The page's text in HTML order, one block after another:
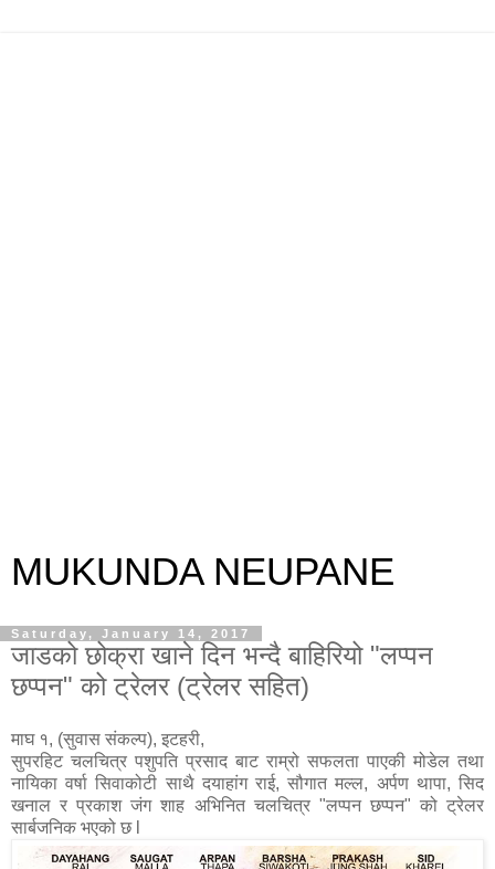
MUKUNDA NEUPANE
Saturday, January 14, 2017
जाडको छोक्रा खाने दिन भन्दै बाहिरियो "लप्पन
छप्पन" को ट्रेलर (ट्रेलर सहित)
माघ १, (सुवास संकल्प), इटहरी,
सुपरहिट चलचित्र पशुपति प्रसाद बाट राम्रो सफलता पाएकी मोडेल तथा
नायिका वर्षा सिवाकोटी साथै दयाहांग राई, सौगात मल्ल, अर्पण थापा, सिद
खनाल र प्रकाश जंग शाह अभिनित चलचित्र "लप्पन छप्पन" को ट्रेलर
सार्बजनिक भएको छ l